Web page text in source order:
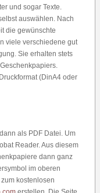
und sogar Texte.
auswählen. Nach
die gewünschte
viele verschiedene gut
Sie erhalten stets
(DinA4 oder
als PDF Datei. Um
Reader. Aus diesem
dann ganz
im oberen
kostenlosen